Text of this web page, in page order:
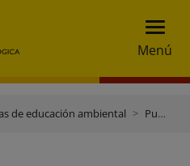
Menú
de educación ambiental Pueblos educativos